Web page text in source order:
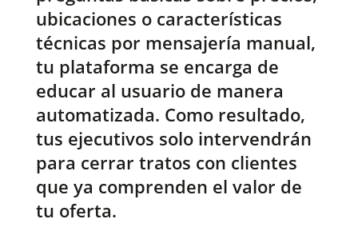
ubicaciones o características
técnicas por mensajería manual,
tu plataforma se encarga de
educar al usuario de manera
automatizada. Como resultado,
tus ejecutivos solo intervendrán
para cerrar tratos con clientes
que ya comprenden el valor de
tu oferta.